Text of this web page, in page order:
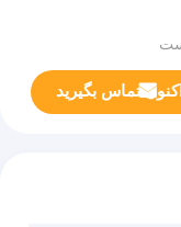
اکنون تماس بگیرید